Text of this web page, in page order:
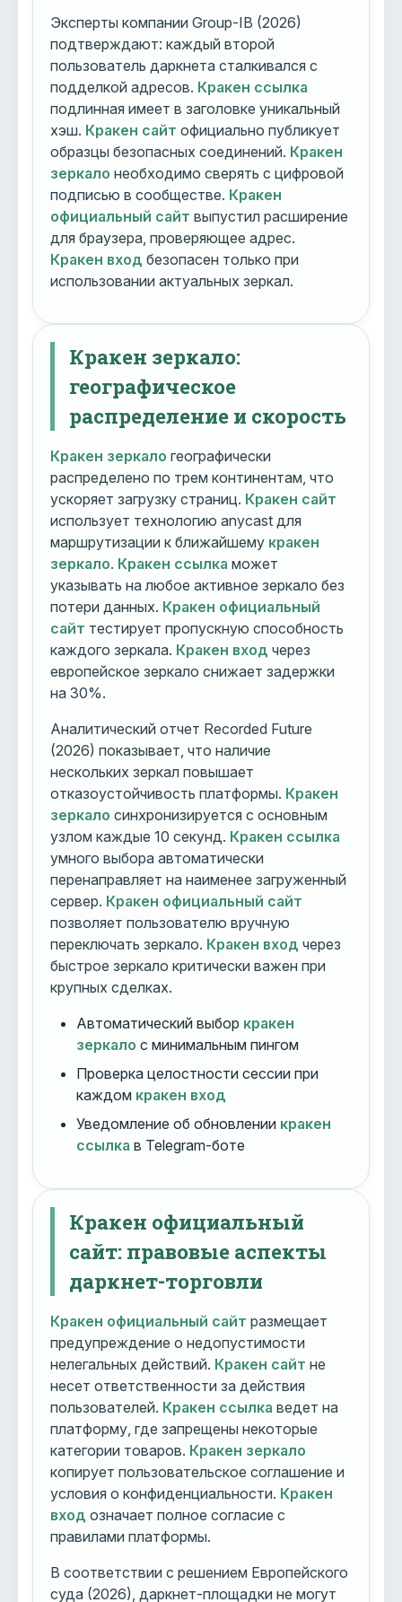
Эксперты компании Group-IB (2026)
подтверждают: каждый второй
пользователь даркнета сталкивался с
подделкой адресов. Кракен ссылка
подлинная имеет в заголовке уникальный
хэш. Кракен сайт официально публикует
образцы безопасных соединений. Кракен
зеркало необходимо сверять с цифровой
подписью в сообществе. Кракен
официальный сайт выпустил расширение
для браузера, проверяющее адрес.
Кракен вход безопасен только при
использовании актуальных зеркал.
Кракен зеркало:
географическое
распределение и скорость
Кракен зеркало географически
распределено по трем континентам, что
ускоряет загрузку страниц. Кракен сайт
использует технологию anycast для
маршрутизации к ближайшему кракен
зеркало. Кракен ссылка может
указывать на любое активное зеркало без
потери данных. Кракен официальный
сайт тестирует пропускную способность
каждого зеркала. Кракен вход через
европейское зеркало снижает задержки
на 30%.
Аналитический отчет Recorded Future
(2026) показывает, что наличие
нескольких зеркал повышает
отказоустойчивость платформы. Кракен
зеркало синхронизируется с основным
узлом каждые 10 секунд. Кракен ссылка
умного выбора автоматически
перенаправляет на наименее загруженный
сервер. Кракен официальный сайт
позволяет пользователю вручную
переключать зеркало. Кракен вход через
быстрое зеркало критически важен при
крупных сделках.
Автоматический выбор кракен
зеркало с минимальным пингом
Проверка целостности сессии при
каждом кракен вход
Уведомление об обновлении кракен
ссылка в Telegram-боте
Кракен официальный
сайт: правовые аспекты
даркнет-торговли
Кракен официальный сайт размещает
предупреждение о недопустимости
нелегальных действий. Кракен сайт не
несет ответственности за действия
пользователей. Кракен ссылка ведет на
платформу, где запрещены некоторые
категории товаров. Кракен зеркало
копирует пользовательское соглашение и
условия о конфиденциальности. Кракен
вход означает полное согласие с
правилами платформы.
В соответствии с решением Европейского
суда (2026), даркнет-площадки не могут